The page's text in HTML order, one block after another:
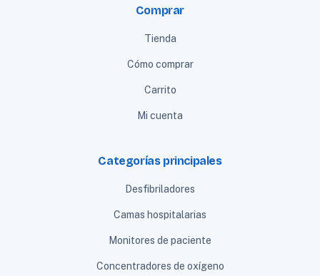
Comprar
Tienda
Cómo comprar
Carrito
Mi cuenta
Categorías principales
Desfibriladores
Camas hospitalarias
Monitores de paciente
Concentradores de oxígeno